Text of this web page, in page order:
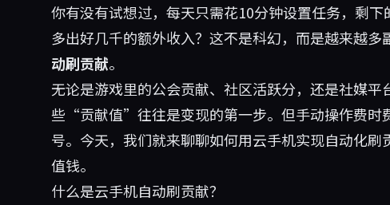
你有没有试想过，每天只需花10分钟设置任务，剩
多出好几千的额外收入？这不是科幻，而是越来越
动刷贡献。
无论是游戏里的公会贡献、社区活跃分，还是社媒
些“贡献值”往往是变现的第一步。但手动操作费时
号。今天，我们就来聊聊如何用云手机实现自动化
值钱。
什么是云手机自动刷贡献？